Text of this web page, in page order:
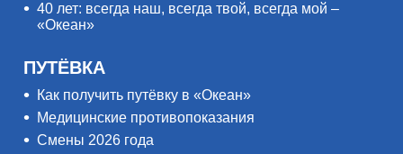
40 лет: всегда наш, всегда твой, всегда мой –
«Океан»
ПУТЁВКА
Как получить путёвку в «Океан»
Медицинские противопоказания
Смены 2026 года